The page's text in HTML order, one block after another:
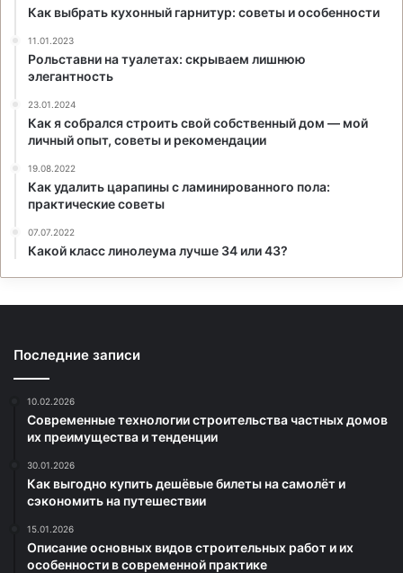
Как выбрать кухонный гарнитур: советы и особенности
11.01.2023
Рольставни на туалетах: скрываем лишнюю
элегантность
23.01.2024
Как я собрался строить свой собственный дом — мой
личный опыт, советы и рекомендации
19.08.2022
Как удалить царапины с ламинированного пола:
практические советы
07.07.2022
Какой класс линолеума лучше 34 или 43?
Последние записи
10.02.2026
Современные технологии строительства частных домов
их преимущества и тенденции
30.01.2026
Как выгодно купить дешёвые билеты на самолёт и
сэкономить на путешествии
15.01.2026
Описание основных видов строительных работ и их
особенности в современной практике